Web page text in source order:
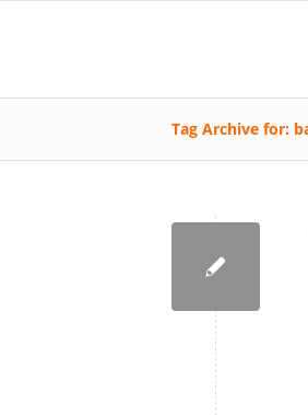
Tag Archive for:
✎